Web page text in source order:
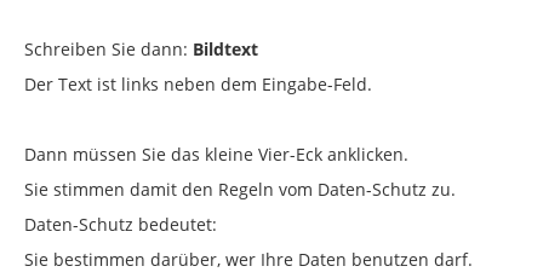
Schreiben Sie dann: Bildtext
Der Text ist links neben dem Eingabe-Feld.
Dann müssen Sie das kleine Vier-Eck anklicken.
Sie stimmen damit den Regeln vom Daten-Schutz zu.
Daten-Schutz bedeutet:
Sie bestimmen darüber, wer Ihre Daten benutzen darf.